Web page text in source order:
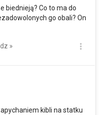
biednieją? Co to ma do
go obali? On
»
kibli na statku